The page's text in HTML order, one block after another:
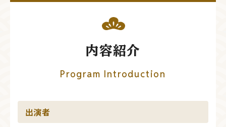
内容紹介
Program Introduction
出演者